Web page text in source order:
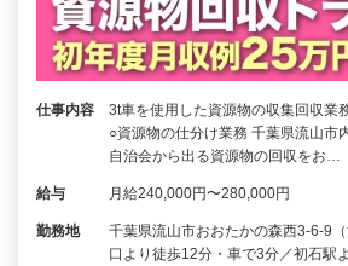
仕事内容
3t車を使用した資源物の収集回収業
○資源物の仕分け業務 千葉県流山市
自治会から出る資源物の回収をお…
給与 月給240,000円〜280,000円
勤務地
千葉県流山市おおたかの森西3-6-9
口より徒歩12分・車で3分／初石